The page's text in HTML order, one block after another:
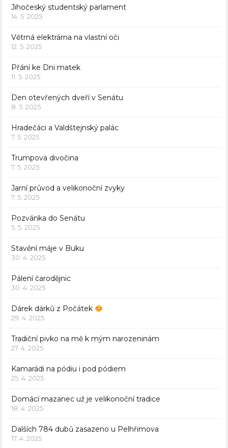
Jihočeský studentský parlament
14. 5. 2025
Větrná elektrárna na vlastní oči
12. 5. 2025
Přání ke Dni matek
11. 5. 2025
Den otevřených dveří v Senátu
8. 5. 2025
Hradečáci a Valdštejnský palác
7. 5. 2025
Trumpova divočina
7. 5. 2025
Jarní průvod a velikonoční zvyky
7. 5. 2025
Pozvánka do Senátu
5. 5. 2025
Stavění máje v Buku
30. 4. 2025
Pálení čarodějnic
30. 4. 2025
Dárek dárků z Počátek
29. 4. 2025
Tradiční pivko na mě k mým narozeninám
27. 4. 2025
Kamarádi na pódiu i pod pódiem
25. 4. 2025
Domácí mazanec už je velikonoční tradice
18. 4. 2025
Dalších 784 dubů zasazeno u Pelhřimova
17. 4. 2025